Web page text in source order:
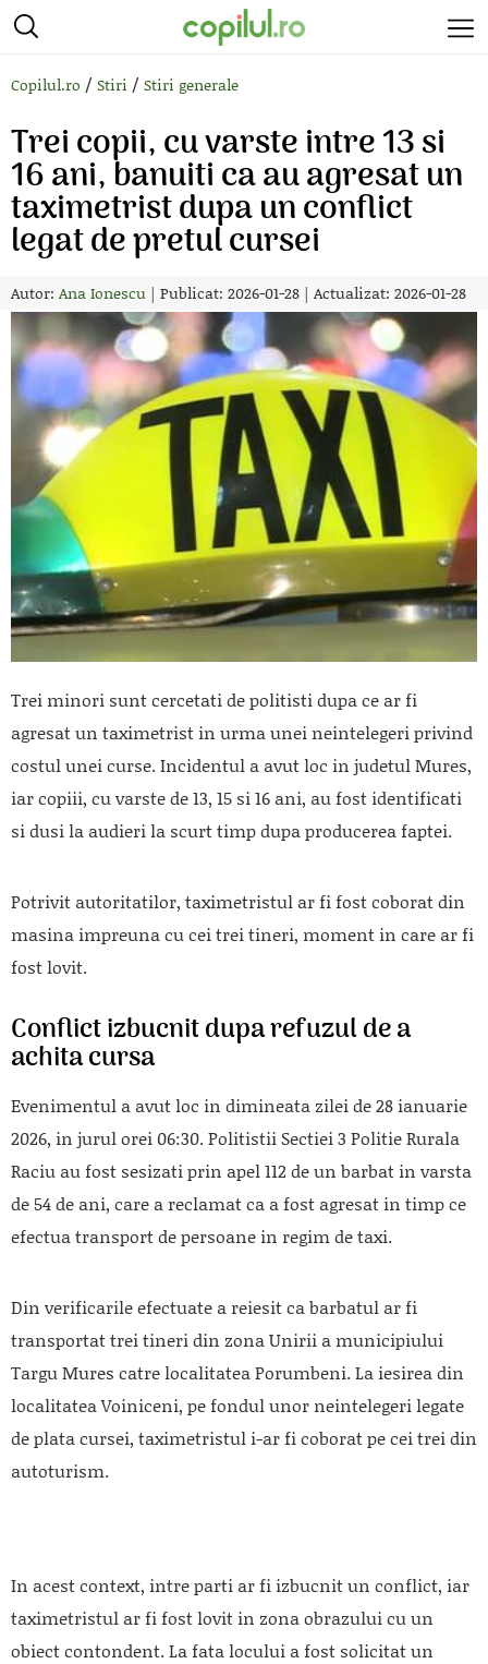
Copilul.ro / Stiri / Stiri generale
Trei copii, cu varste intre 13 si
16 ani, banuiti ca au agresat un
taximetrist dupa un conflict
legat de pretul cursei
Autor: Ana Ionescu | Publicat: 2026-01-28 | Actualizat: 2026-01-28
Trei minori sunt cercetati de politisti dupa ce ar fi
agresat un taximetrist in urma unei neintelegeri privind
costul unei curse. Incidentul a avut loc in judetul Mures,
iar copiii, cu varste de 13, 15 si 16 ani, au fost identificati
si dusi la audieri la scurt timp dupa producerea faptei.
Potrivit autoritatilor, taximetristul ar fi fost coborat din
masina impreuna cu cei trei tineri, moment in care ar fi
fost lovit.
Conflict izbucnit dupa refuzul de a
achita cursa
Evenimentul a avut loc in dimineata zilei de 28 ianuarie
2026, in jurul orei 06:30. Politistii Sectiei 3 Politie Rurala
Raciu au fost sesizati prin apel 112 de un barbat in varsta
de 54 de ani, care a reclamat ca a fost agresat in timp ce
efectua transport de persoane in regim de taxi.
Din verificarile efectuate a reiesit ca barbatul ar fi
transportat trei tineri din zona Unirii a municipiului
Targu Mures catre localitatea Porumbeni. La iesirea din
localitatea Voiniceni, pe fondul unor neintelegeri legate
de plata cursei, taximetristul i-ar fi coborat pe cei trei din
autoturism.
In acest context, intre parti ar fi izbucnit un conflict, iar
taximetristul ar fi fost lovit in zona obrazului cu un
obiect contondent. La fata locului a fost solicitat un